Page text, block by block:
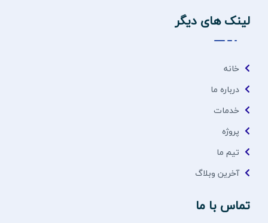
لینک های دیگر
خانه
درباره ما
خدمات
پروژه
تیم ما
آخرین وبلاگ
تماس با ما